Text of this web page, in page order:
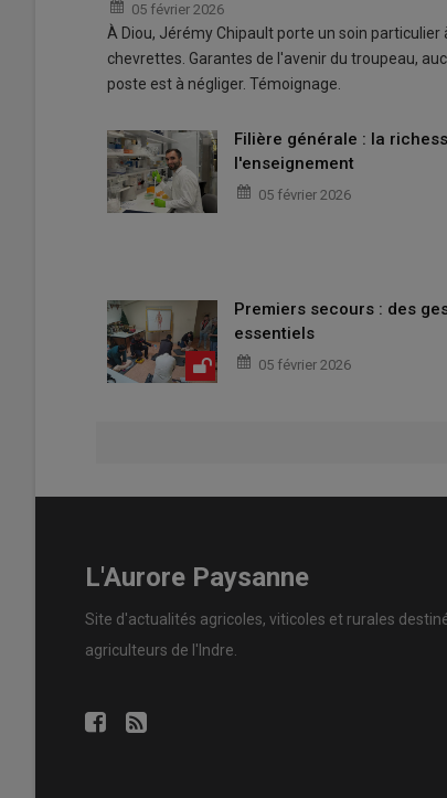
05 février 2026
À Diou, Jérémy Chipault porte un soin particulier
chevrettes. Garantes de l'avenir du troupeau,
poste est à négliger. Témoignage.
Filière générale : la
l'enseignement
05 février 2026
Premiers secours : des
essentiels
05 février 2026
L'Aurore Paysanne
Site d'actualités agricoles, viticoles et rurales
agriculteurs de l'Indre.